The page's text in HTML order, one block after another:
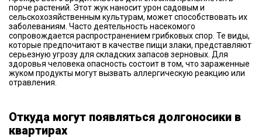
порче растений. Этот жук наносит урон садовым и
сельскохозяйственным культурам, может способствовать их
заболеваниям. Часто деятельность насекомого
сопровождается распространением грибковых спор. Те виды,
которые предпочитают в качестве пищи злаки, представляют
серьезную угрозу для складских запасов зерновых. Для
здоровья человека опасность состоит в том, что зараженные
жуком продукты могут вызвать аллергическую реакцию или
отравления.
Откуда могут появляться долгоносики в
квартирах